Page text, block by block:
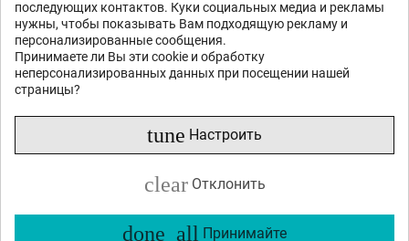
последующих контактов. Куки социальных медиа и рекламы
нужны, чтобы показывать Вам подходящую рекламу и
персонализированные сообщения.
Принимаете ли Вы эти cookie и обработку
неперсонализированных данных при посещении нашей
страницы?
tune Настроить
clear Отклонить
done_all Принимайте